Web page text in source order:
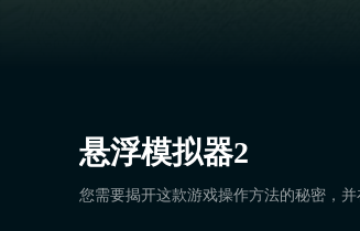
悬浮模拟器2
您需要揭开这款游戏操作方法的秘密，